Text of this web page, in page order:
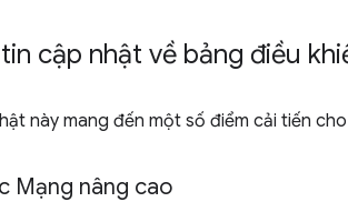
cập nhật về bảng điều
này mang đến một số điểm cải tiến
Mạng nâng cao